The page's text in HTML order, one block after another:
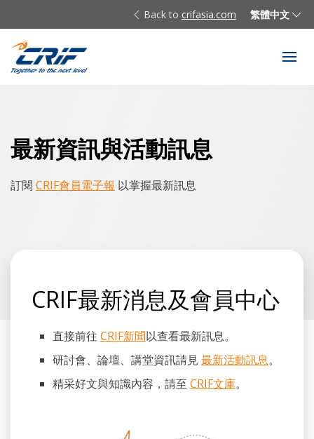
Back to crifasia.com 繁體中文
最新資訊與活動訊息
訂閱 CRIF會員電子報 以掌握最新訊息
CRIF最新消息及會員中心
直接前往 CRIF新聞以查看最新訊息。
研討會、論壇、講堂資訊請見 最新活動訊息。
精采好文與知識內容，請至 CRIF文庫。